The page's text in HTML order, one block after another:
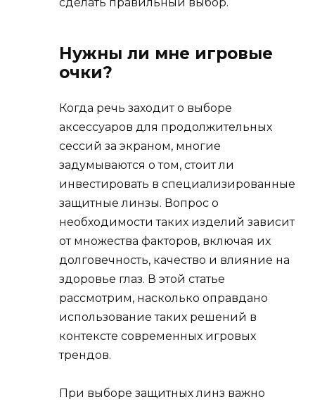
Нужны ли мне игровые
очки?
Когда речь заходит о выборе
аксессуаров для продолжительных
сессий за экраном, многие
задумываются о том, стоит ли
инвестировать в специализированные
защитные линзы. Вопрос о
необходимости таких изделий зависит
от множества факторов, включая их
долговечность, качество и влияние на
здоровье глаз. В этой статье
рассмотрим, насколько оправдано
использование таких решений в
контексте современных игровых
трендов.
При выборе защитных линз важно